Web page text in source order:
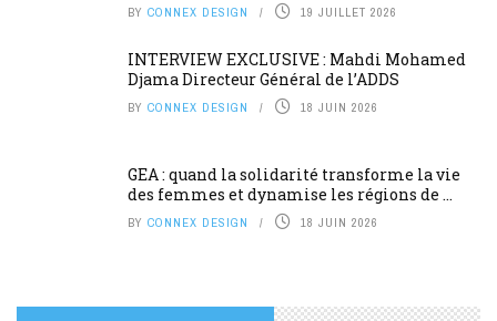
BY CONNEX DESIGN 19 JUILLET 2026
INTERVIEW EXCLUSIVE : Mahdi Mohamed
Djama Directeur Général de l’ADDS
BY CONNEX DESIGN 18 JUIN 2026
GEA : quand la solidarité transforme la vie
des femmes et dynamise les régions de ...
BY CONNEX DESIGN 18 JUIN 2026